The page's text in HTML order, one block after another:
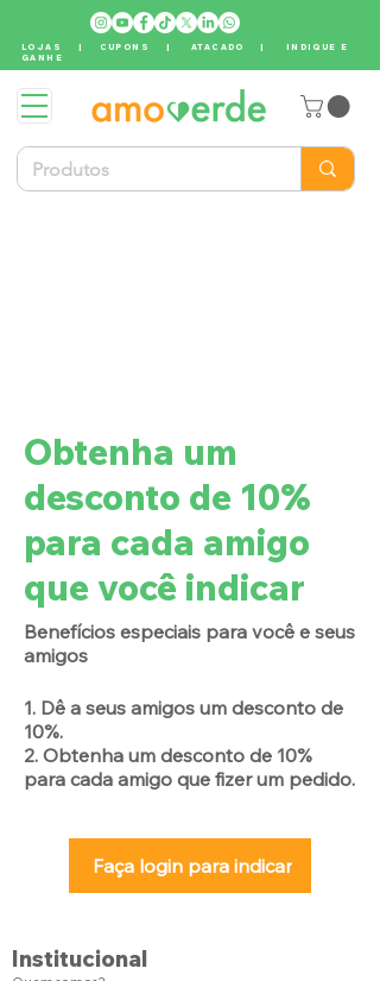
LOJAS | CUPONS |ATACADO | INDIQUE E
GANHE
Obtenha um
desconto de 10%
para cada amigo
que você indicar
Benefícios especiais para você e seus
amigos
Dê a seus amigos um desconto de
10%.
Obtenha um desconto de 10%
para cada amigo que fizer um pedido.
Faça login para indicar
Institucional